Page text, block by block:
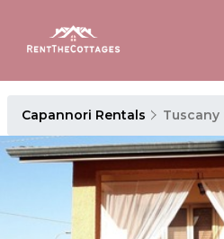
Capannori Rentals Tuscany